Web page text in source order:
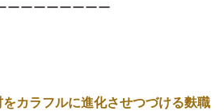
ーーーーーーーー
カラフルに進化させつづける麩職